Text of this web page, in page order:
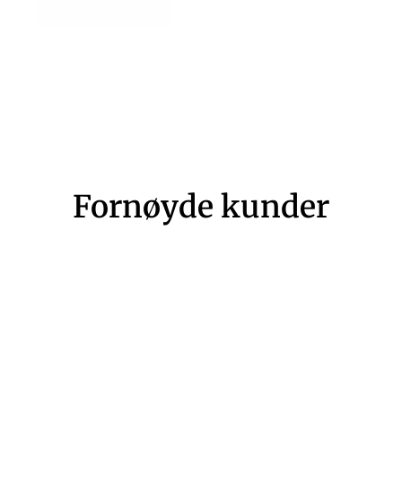
Fornøyde kunder